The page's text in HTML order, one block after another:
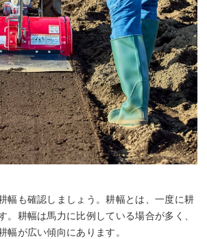
幅も確認しましょう。耕幅とは、一度に耕
。耕幅は馬力に比例している場合が多く、
幅が広い傾向にあります。